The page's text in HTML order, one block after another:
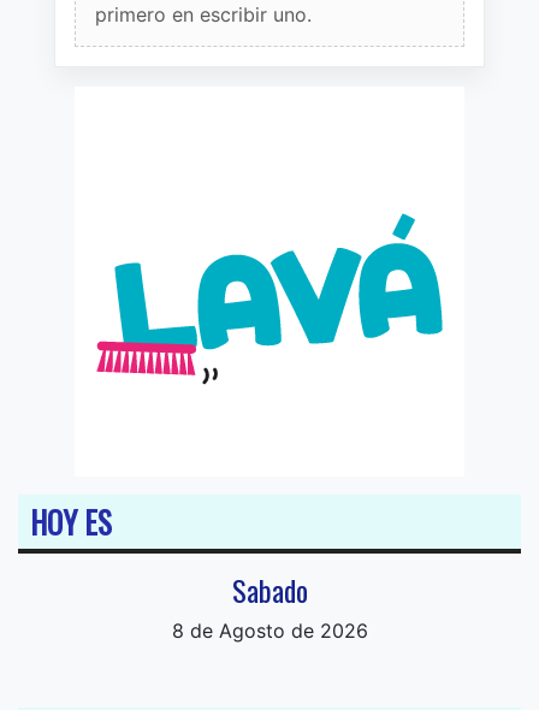
primero en escribir uno.
HOY ES
Sabado
8 de Agosto de 2026